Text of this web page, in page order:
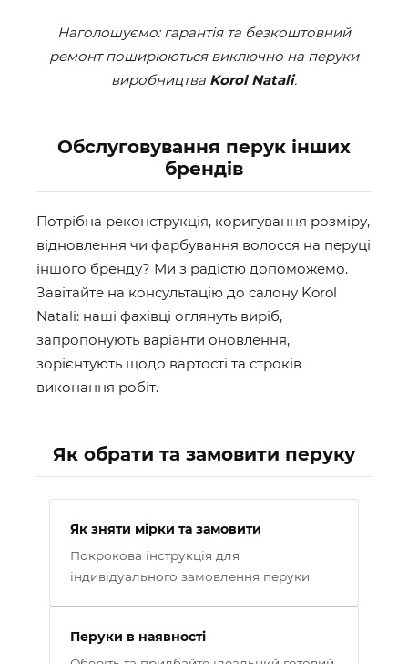
Наголошуємо: гарантія та безкоштовний
ремонт поширюються виключно на перуки
виробництва Korol Natali.
Обслуговування перук інших
брендів
Потрібна реконструкція, коригування розміру,
відновлення чи фарбування волосся на перуці
іншого бренду? Ми з радістю допоможемо.
Завітайте на консультацію до салону Korol
Natali: наші фахівці оглянуть виріб,
запропонують варіанти оновлення,
зорієнтують щодо вартості та строків
виконання робіт.
Як обрати та замовити перуку
Як зняти мірки та замовити
Покрокова інструкція для
індивідуального замовлення перуки.
Перуки в наявності